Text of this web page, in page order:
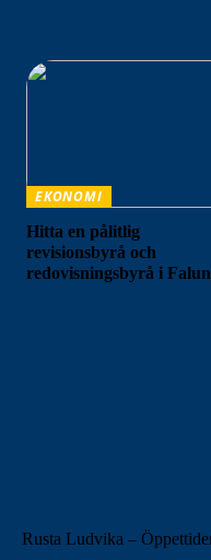
EKONOMI
Hitta en pålitlig
revisionsbyrå och
redovisningsbyrå i Falun
Rusta Ludvika –